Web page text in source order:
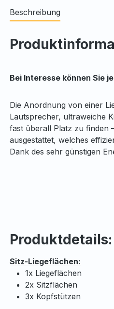
Beschreibung
Bei Interesse können Sie
Die Anordnung von einer
Lautsprecher, ultraweiche
fast überall Platz zu finden
ausgestattet, welches
Dank des sehr günstigen
Produktdetails:
Sitz-Liegeflächen:
1x Liegeflächen
2x Sitzflächen
3x Kopfstützen